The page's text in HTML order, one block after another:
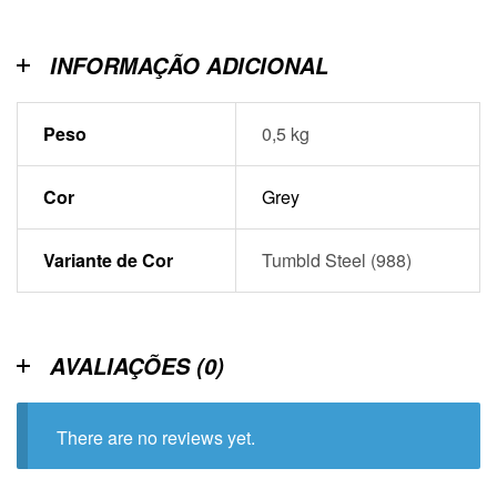
INFORMAÇÃO ADICIONAL
Peso 0,5 kg
Cor Grey
Variante de Cor Tumbld Steel (988)
AVALIAÇÕES (0)
There are no reviews yet.